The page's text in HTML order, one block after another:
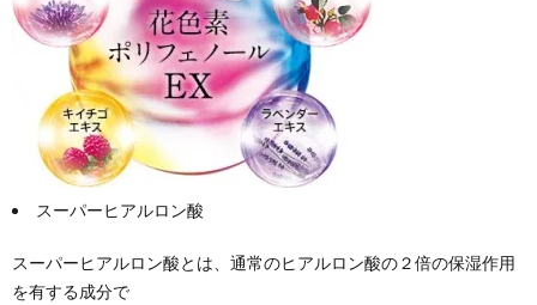
スーパーヒアルロン酸
スーパーヒアルロン酸とは、通常のヒアルロン酸の２倍の保湿作用
を有する成分で